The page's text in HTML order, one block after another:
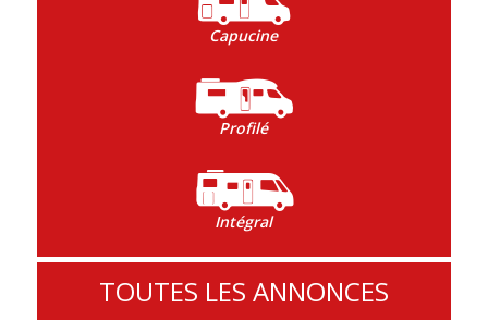
Capucine
Profilé
Intégral
TOUTES LES ANNONCES